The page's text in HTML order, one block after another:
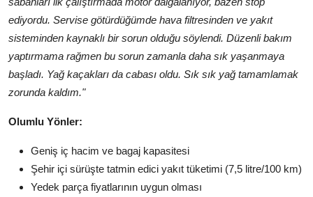
ediyordu. Servise götürdüğümde hava filtresinden ve yakıt
sisteminden kaynaklı bir sorun olduğu söylendi. Düzenli bakım
yaptırmama rağmen bu sorun zamanla daha sık yaşanmaya
başladı. Yağ kaçakları da cabası oldu. Sık sık yağ tamamlamak
zorunda kaldım."
Olumlu Yönler:
Geniş iç hacim ve bagaj kapasitesi
Şehir içi sürüşte tatmin edici yakıt tüketimi (7,5 litre/100 km)
Yedek parça fiyatlarının uygun olması